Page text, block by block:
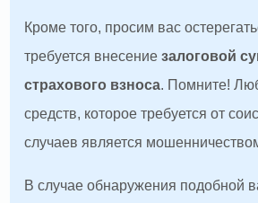
Кроме того, просим вас
требуется внесениезалоговой
страхового взноса. Помните!
средств, которое требуется от
случаев является
В случае обнаружения подобной